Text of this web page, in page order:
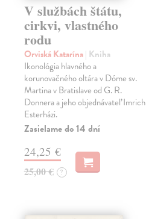
V službách štátu,
cirkvi, vlastného
rodu
Orviská Katarína| Kniha
Ikonológia hlavného a
korunovačného oltára v Dóme sv.
Martina v Bratislave od G. R.
Donnera a jeho objednávateľ Imrich
Esterházi.
Zasielame do 14 dní
24,25 €
25,00 € ?